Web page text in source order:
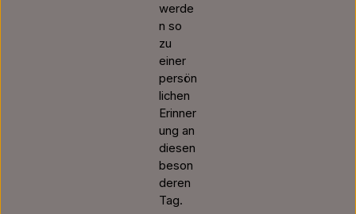
werde
n so
zu
einer
persön
lichen
Erinner
ung an
diesen
beson
deren
Tag.